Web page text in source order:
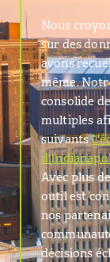
Nous
sur des
avons
même.
consolide
multiples
suivants
Avec plus
outil est
nos
décisions